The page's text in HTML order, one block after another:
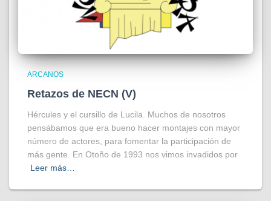
ARCANOS
Retazos de NECN (V)
Hércules y el cursillo de Lucila. Muchos de nosotros
pensábamos que era bueno hacer montajes con mayor
número de actores, para fomentar la participación de
más gente. En Otoño de 1993 nos vimos invadidos por
Leer más…